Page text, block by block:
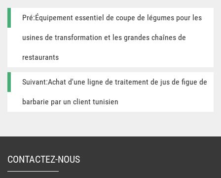
Pré:Équipement essentiel de coupe de légumes pour les
usines de transformation et les grandes chaînes de
restaurants
Suivant:Achat d'une ligne de traitement de jus de figue de
barbarie par un client tunisien
CONTACTEZ-NOUS